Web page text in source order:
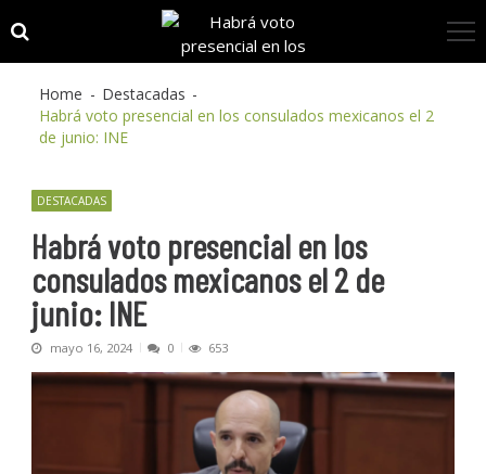
to
navigation
to
content
Home
Destacadas
Habrá voto presencial en los consulados mexicanos el 2
de junio: INE
DESTACADAS
Habrá voto presencial en los
consulados mexicanos el 2 de
junio: INE
mayo 16, 2024 0 653